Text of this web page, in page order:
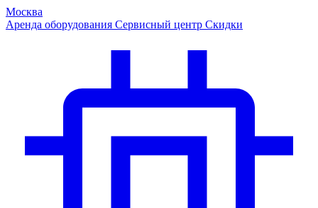
Москва
Аренда оборудования Сервисный центр Скидки